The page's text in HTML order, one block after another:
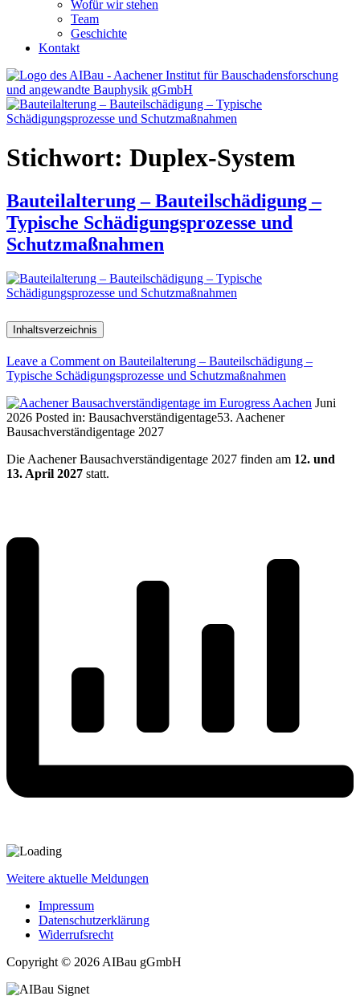
Wofür wir stehen
Team
Geschichte
Kontakt
AIBau – Aachener Institut für Bauschadensforschung und
Stichwort: Duplex-System
Bauteilalterung – Bauteilschädigung –
Typische Schädigungsprozesse und
Schutzmaßnahmen
Inhaltsverzeichnis
Leave a Comment on Bauteilalterung – Bauteilschädigung –
Typische Schädigungsprozesse und Schutzmaßnahmen
Juni
2026 Posted in: Bausachverständigentage53. Aachener
Bausachverständigentage 2027
Die Aachener Bausachverständigentage 2027 finden am 12. und
13. April 2027 statt.
Weitere aktuelle Meldungen
Impressum
Datenschutzerklärung
Widerrufsrecht
Copyright © 2026 AIBau gGmbH